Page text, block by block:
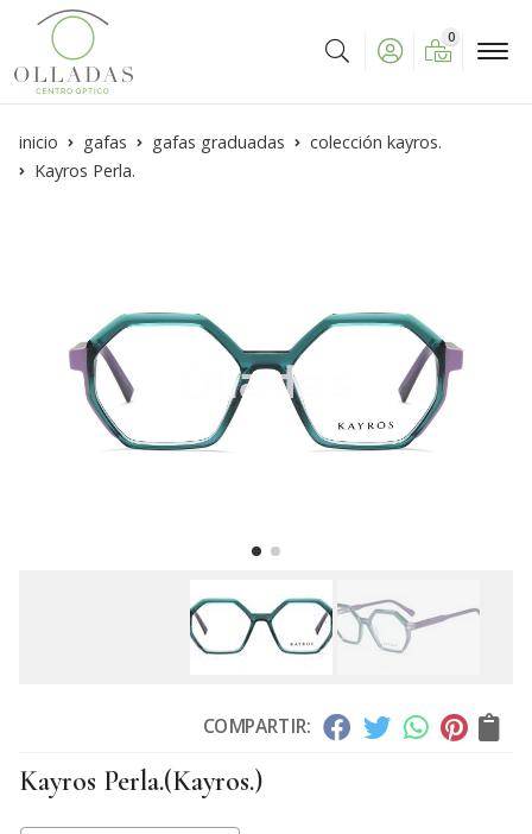
Buscar
0
inicio gafas gafas graduadas
colección kayros.
Kayros Perla.
COMPARTIR:
Kayros Perla.(Kayros.)